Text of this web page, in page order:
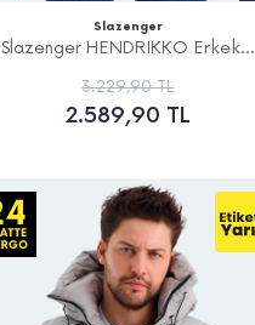
Slazenger
Slazenger HENDRIKKO Erkek...
3.229,90 TL
2.589,90 TL